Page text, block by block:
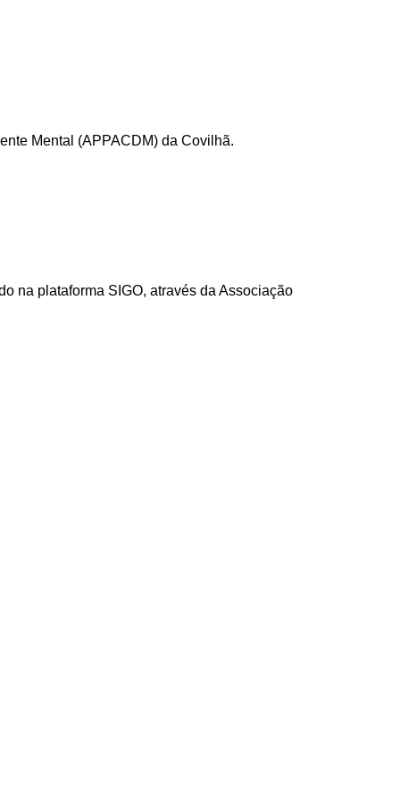
Mental (APPACDM) da Covilhã.
na plataforma SIGO, através da Associação